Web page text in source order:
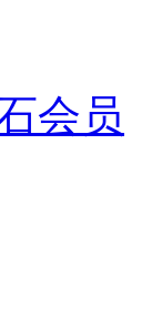
会员